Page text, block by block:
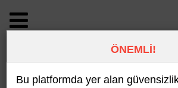
BİLDİRİM DETAYI
ÖNEMLİ!
Bu platformda yer alan